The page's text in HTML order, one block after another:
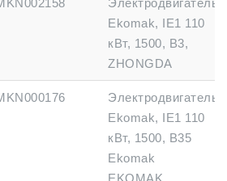
Электродвигатель
Ekomak, IE1 110
кВт, 1500, B3,
ZHONGDA
Электродвигатель
Ekomak, IE1 110
кВт, 1500, B35
Ekomak
EKOMAK